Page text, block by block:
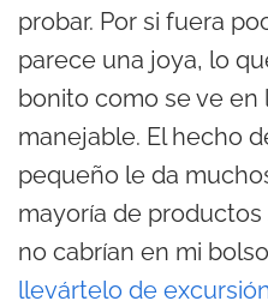
probar. Por si fuera
parece una joya, lo
bonito como se ve en
manejable. El hecho
pequeño le da
mayoría de
no cabrían en mi
llevártelo de